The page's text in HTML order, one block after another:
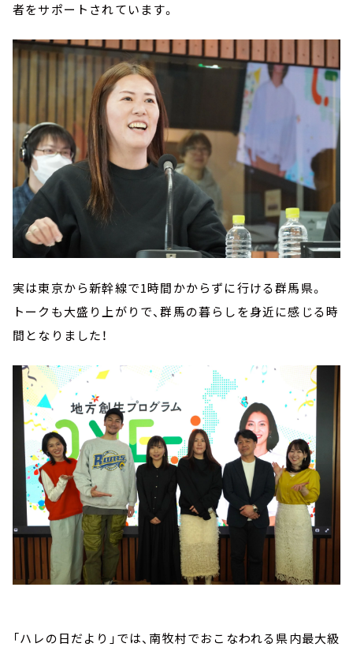
者をサポートされています。
実は東京から新幹線で1時間かからずに行ける群馬県。
トークも大盛り上がりで、群馬の暮らしを身近に感じる時
間となりました！
「ハレの日だより」では、南牧村でおこなわれる県内最大級